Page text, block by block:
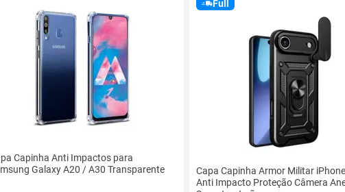
Capinha Anti Impactos para
Galaxy A20 / A30 Transparente
Full
Capa Capinha Armor Militar
Anti Impacto Proteção Câmera